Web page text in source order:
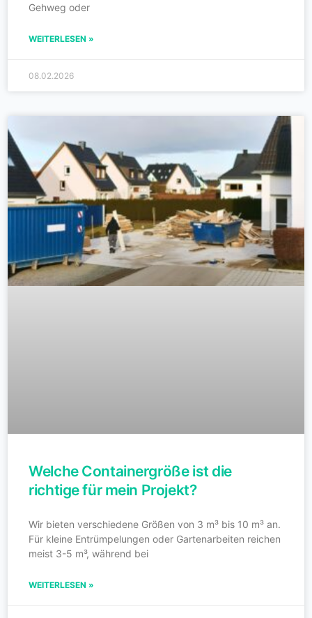
Gehweg oder
WEITERLESEN »
08.02.2026
Welche Containergröße ist die
richtige für mein Projekt?
Wir bieten verschiedene Größen von 3 m³ bis 10 m³ an.
Für kleine Entrümpelungen oder Gartenarbeiten reichen
meist 3-5 m³, während bei
WEITERLESEN »